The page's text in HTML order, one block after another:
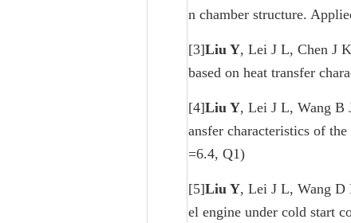
n chamber structure.
[3]Liu Y, Lei J L, Chen J
based on heat transfer
[4]Liu Y, Lei J L, Wang B
ansfer characteristics of
=6.4, Q1)
[5]Liu Y, Lei J L, Wang D
el engine under cold start